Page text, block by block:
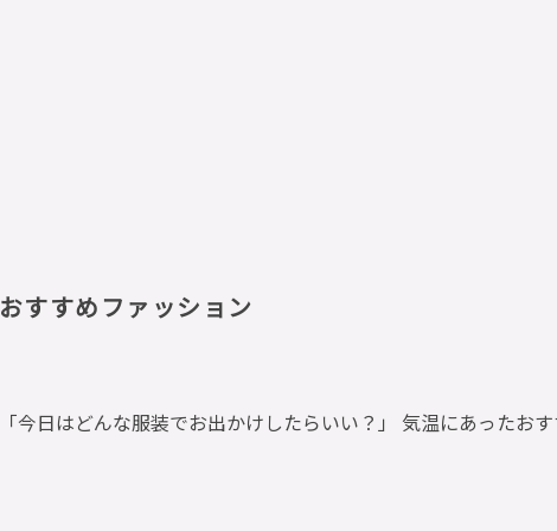
おすすめファッション
「今日はどんな服装でお出かけしたらいい？」 気温にあったお